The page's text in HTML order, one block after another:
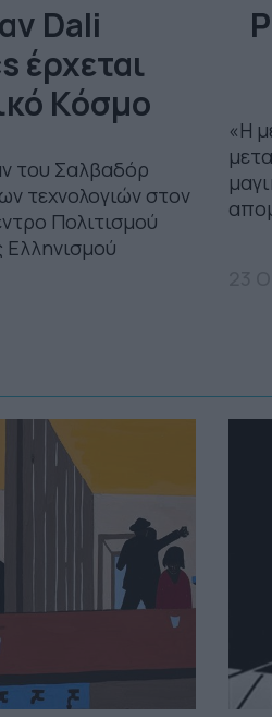
Dali
έρχεται
Κόσμο
του Σαλβαδόρ
τεχνολογιών στον
Πολιτισμού
Ελληνισμού
«Η